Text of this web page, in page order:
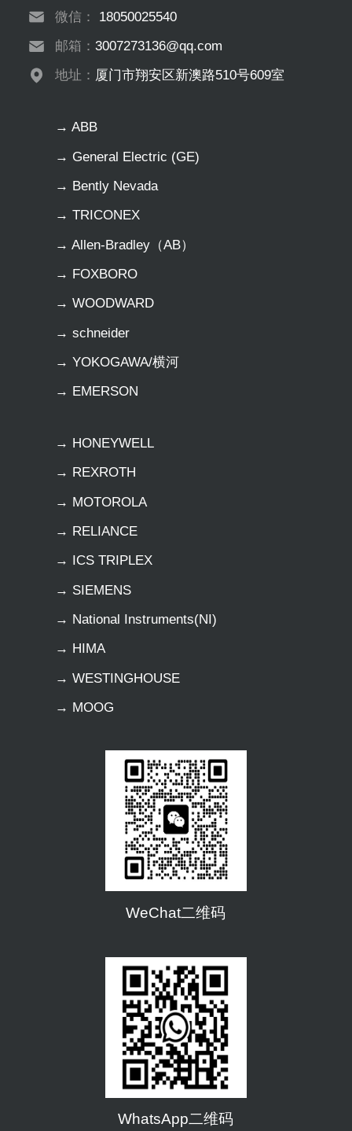
微信：
18050025540
邮箱：3007273136@qq.com
地址： 厦门市翔安区新澳路510号609室
→ ABB
→ General Electric (GE)
→ Bently Nevada
→ TRICONEX
→ Allen-Bradley（AB）
→ FOXBORO
→ WOODWARD
→ schneider
→ YOKOGAWA/横河
→ EMERSON
→ HONEYWELL
→ REXROTH
→ MOTOROLA
→ RELIANCE
→ ICS TRIPLEX
→ SIEMENS
→ National Instruments(NI)
→ HIMA
→ WESTINGHOUSE
→ MOOG
WeChat二维码
WhatsApp二维码